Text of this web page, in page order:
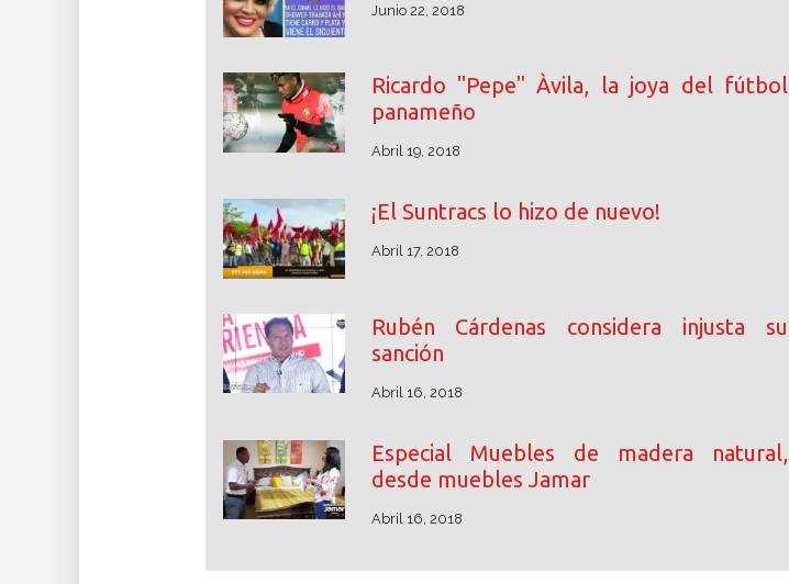
Junio 22, 2018
Ricardo "Pepe" Àvila, la joya del fútbol
panameño
Abril 19, 2018
¡El Suntracs lo hizo de nuevo!
Abril 17, 2018
Rubén Cárdenas considera injusta su
sanción
Abril 16, 2018
Especial Muebles de madera natural,
desde muebles Jamar
Abril 16, 2018